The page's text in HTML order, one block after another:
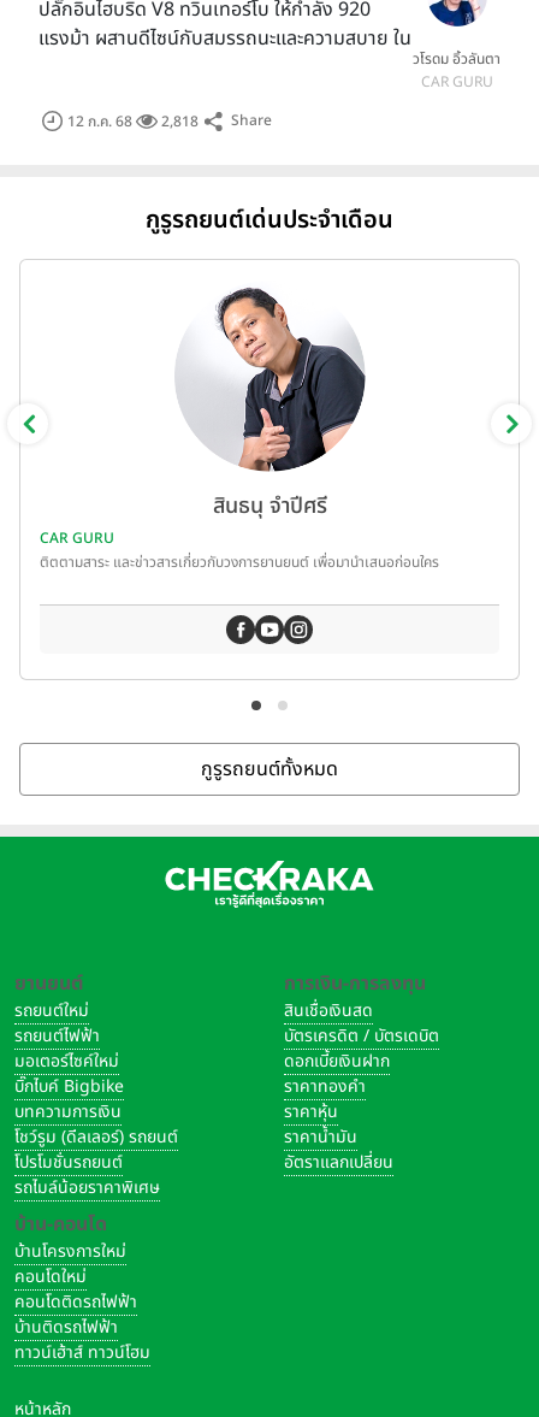
ปลั๊กอินไฮบริด V8 ทวินเทอร์โบ ให้กำลัง 920
แรงม้า ผสานดีไซน์กับสมรรถนะและความสบาย ใน
วโรดม อิ้วลันตา
CAR GURU
12 ก.ค. 68
2,818 Share
กูรูรถยนต์เด่นประจำเดือน
สินธนุ จำปีศรี
CAR GURU
ติตตามสาระ และข่าวสารเกี่ยวกับวงการยานยนต์ เพื่อมานำเสนอก่อนใคร
กูรูรถยนต์ทั้งหมด
ยานยนต์
รถยนต์ใหม่
รถยนต์ไฟฟ้า
มอเตอร์ไซค์ใหม่
บิ๊กไบค์ Bigbike
บทความการเงิน
โชว์รูม (ดีลเลอร์) รถยนต์
โปรโมชั่นรถยนต์
รถไมล์น้อยราคาพิเศษ
บ้าน-คอนโด
บ้านโครงการใหม่
คอนโดใหม่
คอนโดติดรถไฟฟ้า
บ้านติดรถไฟฟ้า
ทาวน์เฮ้าส์ ทาวน์โฮม
การเงิน-การลงทุน
สินเชื่อเงินสด
บัตรเครดิต / บัตรเดบิต
ดอกเบี้ยเงินฝาก
ราคาทองคำ
ราคาหุ้น
ราคาน้ำมัน
อัตราแลกเปลี่ยน
หน้าหลัก